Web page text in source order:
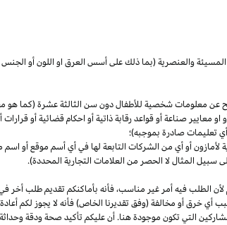
المسيئة والعنصرية (بما ذلك على أسس العرق او اللون أو
عن معلومات شخصية للأطفال دون سن الثالثة عشرة (كما هو
معايير صناعة أو قواعد رقابة ذاتية أو احكام قضائية أو
تعليمات صادرة بموجبه)؛
لأمازون أو أي من الشركات التابعة لها في أي أسم موقع أو
المثال لا الحصر من العلامات التجارية المحددة).
الطلب فيه أمر غير مناسب،فأنه بأماكنكم تقديم طلب
الخاص)فأنه لا يجوز لكم
التي تكون موجودة هنا. أن عليكم تأكيد صحة ودقة